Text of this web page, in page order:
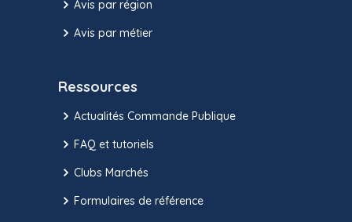
Avis par région
Avis par métier
Ressources
Actualités Commande Publique
FAQ et tutoriels
Clubs Marchés
Formulaires de référence